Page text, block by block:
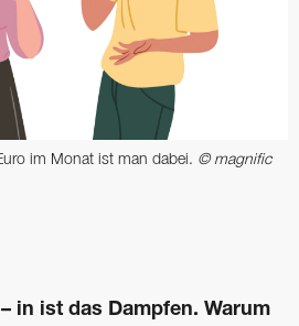
im Monat ist man dabei. © magnific
in ist das Dampfen. Warum